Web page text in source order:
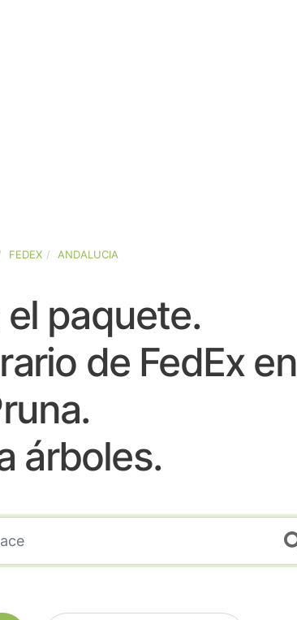
FEDEX ANDALUCIA
el paquete.
de FedEx en
árboles.